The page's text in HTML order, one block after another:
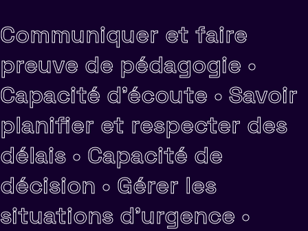
Communiquer et faire
preuve de pédagogie •
Capacité d'écoute • Savoir
planifier et respecter des
délais • Capacité de
décision • Gérer les
situations d'urgence •